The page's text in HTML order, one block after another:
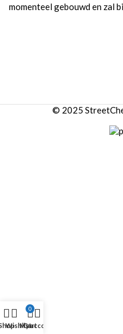
momenteel gebouwd en zal
© 2025
Wishlist
0
Cart
My account